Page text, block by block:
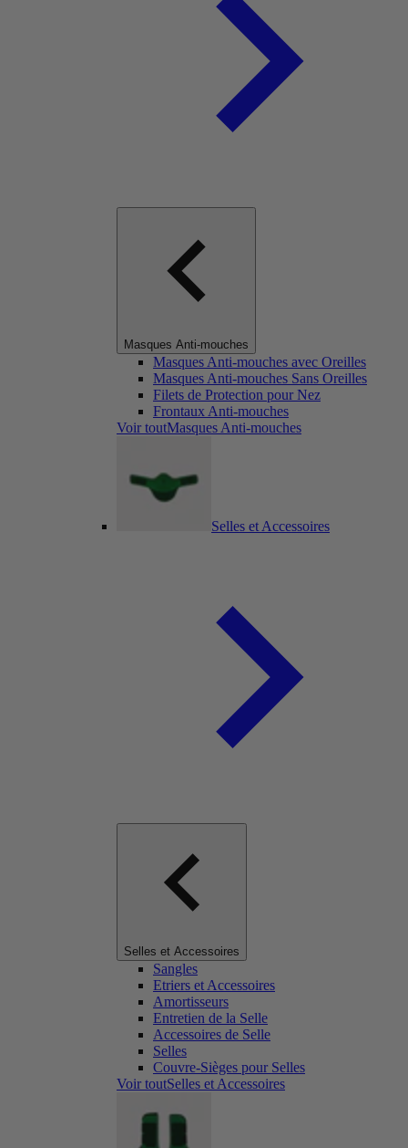
Masques Anti-mouches
Masques Anti-mouches avec Oreilles
Masques Anti-mouches Sans Oreilles
Filets de Protection pour Nez
Frontaux Anti-mouches
Voir toutMasques Anti-mouches
Selles et Accessoires
Selles et Accessoires
Sangles
Etriers et Accessoires
Amortisseurs
Entretien de la Selle
Accessoires de Selle
Selles
Couvre-Sièges pour Selles
Voir toutSelles et Accessoires